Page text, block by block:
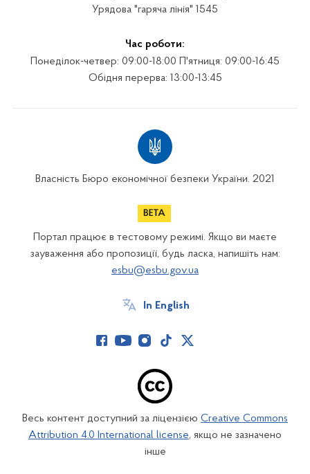
Урядова "гаряча лінія" 1545
Час роботи:
Понеділок-четвер: 09:00-18:00 П'ятниця: 09:00-16:45
Обідня перерва: 13:00-13:45
Власність Бюро економічної безпеки України. 2021
Портал працює в тестовому режимі. Якщо ви маєте
зауваження або пропозиції, будь ласка, напишіть нам:
esbu@esbu.gov.ua
In English
Весь контент доступний за ліцензією Creative Commons
Attribution 4.0 International license, якщо не зазначено
інше